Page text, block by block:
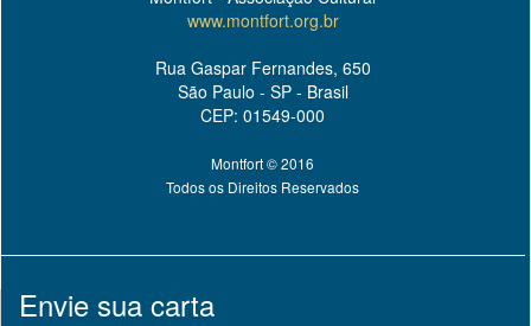
www.montfort.org.br
Rua Gaspar Fernandes, 650
São Paulo - SP - Brasil
CEP: 01549-000
Montfort © 2016
Todos os Direitos Reservados
Envie sua carta